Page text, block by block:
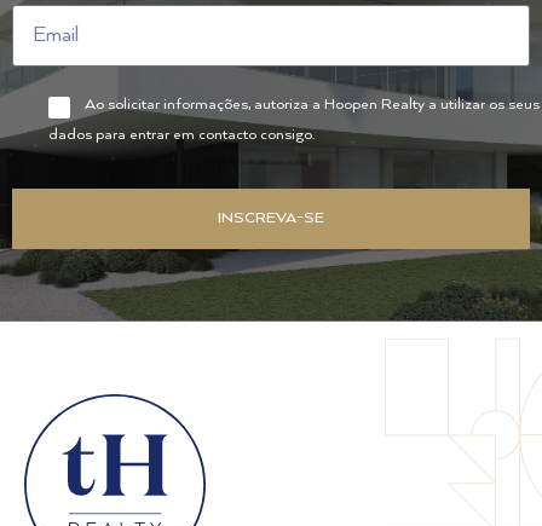
Ao solicitar informações, autoriza a Hoopen Realty a utilizar os seus
dados para entrar em contacto consigo.
INSCREVA-SE